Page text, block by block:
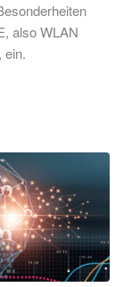
also WLAN
ein.